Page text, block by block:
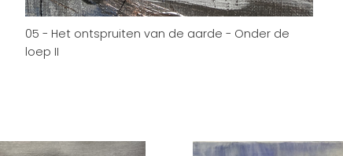
05 - Het ontspruiten van de aarde - Onder de
loep II